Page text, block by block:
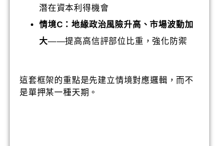
潛在資本利得機會
情境C：地緣政治風險升高、市場波動加
大——提高高信評部位比重，強化防禦
這套框架的重點是先建立情境對應邏輯，而不
是單押某一種天期。